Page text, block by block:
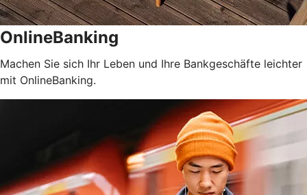
OnlineBanking
Machen Sie sich Ihr Leben und Ihre Bankgeschäfte leichter
mit OnlineBanking.